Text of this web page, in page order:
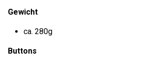
Gewicht
ca. 280g
Buttons